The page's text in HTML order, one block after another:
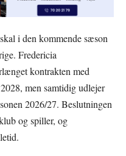
i den kommende sæson
Fredericia
kontrakten med
men samtidig udlejer
2026/27. Beslutningen
og spiller, og